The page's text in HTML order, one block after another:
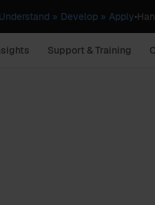
» Develop » Apply•
Support & Training